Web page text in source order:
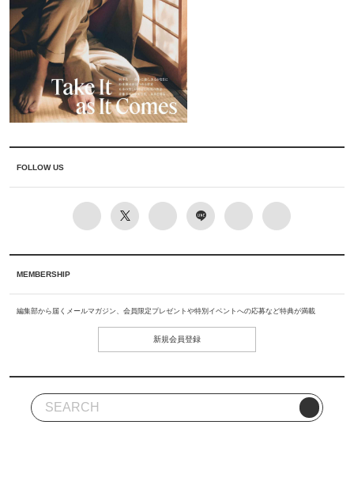
FOLLOW US
MEMBERSHIP
編集部から届くメールマガジン、会員限定プレゼントや特別イベントへの応募など特典が満載
新規会員登録